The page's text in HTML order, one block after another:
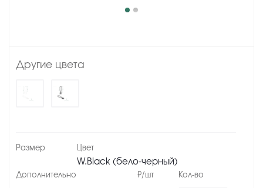
Другие цвета
W.Black (бело-черный)